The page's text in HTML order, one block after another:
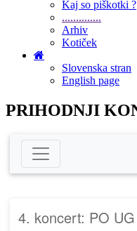
Kaj so piškotki ?
..............
Arhiv
Kotiček
Slovenska stran
English page
PRIHODNJI
4. koncert: PO